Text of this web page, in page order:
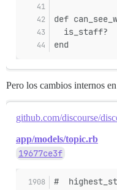
def
  is_staff?
end
Pero los cambios internos
github.com/discourse/
app/models/topic.rb
19677ce3f
#